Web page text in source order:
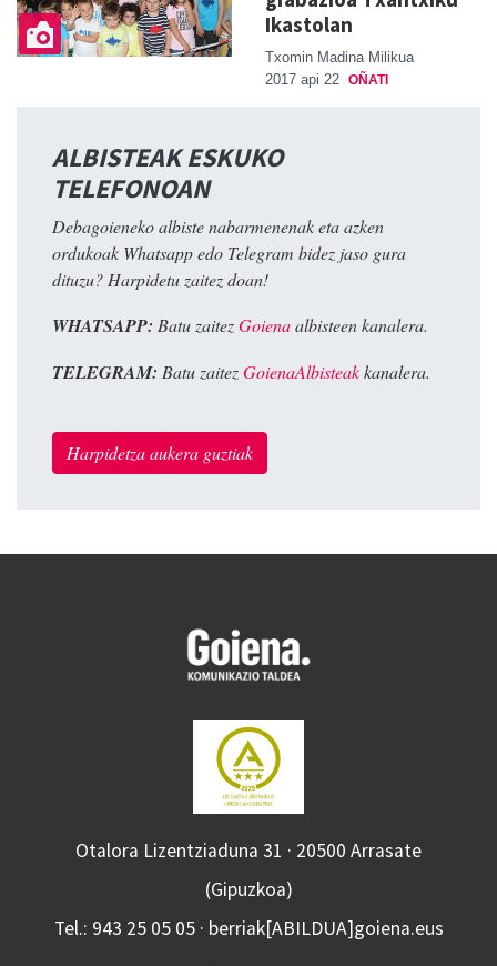
Ikastolan
Txomin Madina Milikua
2017 api 22 OÑATI
ALBISTEAK ESKUKO
TELEFONOAN
Debagoieneko albiste nabarmenenak eta azken
ordukoak Whatsapp edo Telegram bidez jaso gura
dituzu? Harpidetu zaitez doan!
WHATSAPP: Batu zaitezGoienaalbisteen kanalera.
TELEGRAM: Batu zaitezGoienaAlbisteakkanalera.
Harpidetza aukera guztiak
Otalora Lizentziaduna 31 · 20500 Arrasate
(Gipuzkoa)
Tel.: 943 25 05 05 · berriak[ABILDUA]goiena.eus